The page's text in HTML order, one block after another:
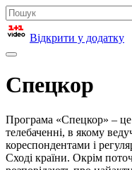
Відкрити у додатку
Спецкор
Програма «Спецкор» –
телебаченні, в якому
кореспондентами і
Сході країни. Окрім